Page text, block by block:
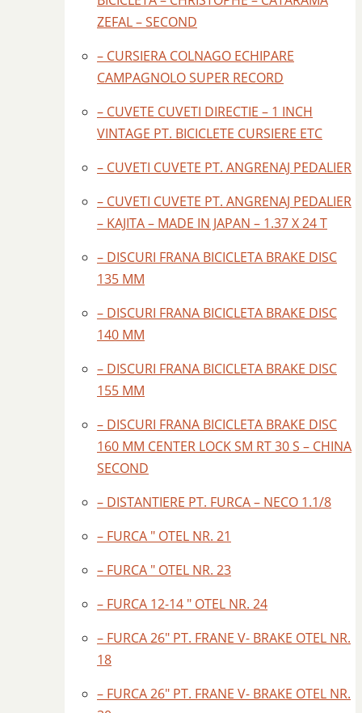
ZEFAL – SECOND
– CURSIERA COLNAGO ECHIPARE
CAMPAGNOLO SUPER RECORD
– CUVETE CUVETI DIRECTIE – 1 INCH
VINTAGE PT. BICICLETE CURSIERE ETC
– CUVETI CUVETE PT. ANGRENAJ PEDALIER
– CUVETI CUVETE PT. ANGRENAJ PEDALIER
– KAJITA – MADE IN JAPAN – 1.37 X 24 T
– DISCURI FRANA BICICLETA BRAKE DISC
135 MM
– DISCURI FRANA BICICLETA BRAKE DISC
140 MM
– DISCURI FRANA BICICLETA BRAKE DISC
155 MM
– DISCURI FRANA BICICLETA BRAKE DISC
160 MM CENTER LOCK SM RT 30 S – CHINA
SECOND
– DISTANTIERE PT. FURCA – NECO 1.1/8
– FURCA ″ OTEL NR. 21
– FURCA ″ OTEL NR. 23
– FURCA 12-14 ″ OTEL NR. 24
– FURCA 26″ PT. FRANE V- BRAKE OTEL NR.
18
– FURCA 26″ PT. FRANE V- BRAKE OTEL NR.